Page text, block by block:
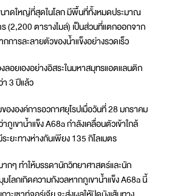
นาดใหญ่ที่สุดในโลก มีพื้นที่ทั้งหมดประมาณ
(2,200 ตารางไมล์) เป็นส่วนที่แตกออกจาก
การละลายตัวของน้ำแข็งอย่างรวดเร็ว
ลอยเองอย่างอิสระในมหาสมุทรแอตแลนติก
า 3 ปีแล้ว
งองค์การอวกาศยุโรปเมื่อวันที่ 28 มกราคม
ภูเขาน้ำแข็ง A68a กำลังเคลื่อนตัวเข้าใกล้
ระยะทางห่างกันเพียง 135 กิโลเมตร
ากๆ ทำให้บรรดานักวิทยาศาสตร์และนัก
โลกเกิดความกังวลหากภูเขาน้ำแข็ง A68a นี้